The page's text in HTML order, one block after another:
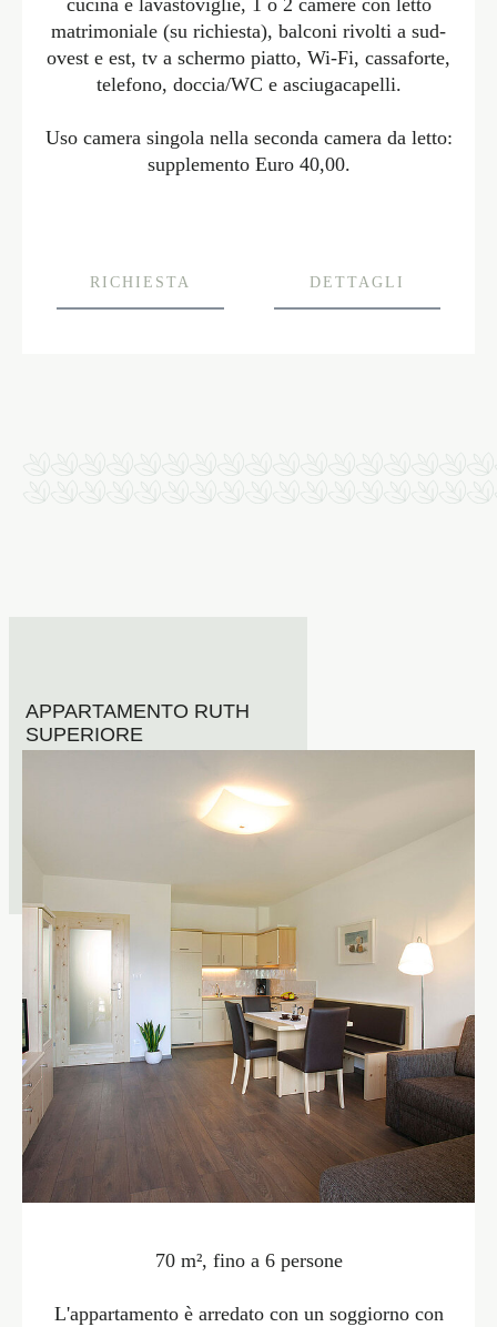
matrimoniale (su richiesta), balconi rivolti a sud-
ovest e est, tv a schermo piatto, Wi-Fi, cassaforte,
telefono, doccia/WC e asciugacapelli.
Uso camera singola nella seconda camera da letto:
supplemento Euro 40,00.
RICHIESTA DETTAGLI
APPARTAMENTO RUTH
SUPERIORE
70 m², fino a 6 persone
L'appartamento è arredato con un soggiorno con